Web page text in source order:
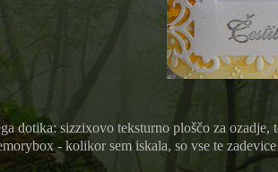
dotika: sizzixovo teksturno ploščo za
- kolikor sem iskala, so vse te